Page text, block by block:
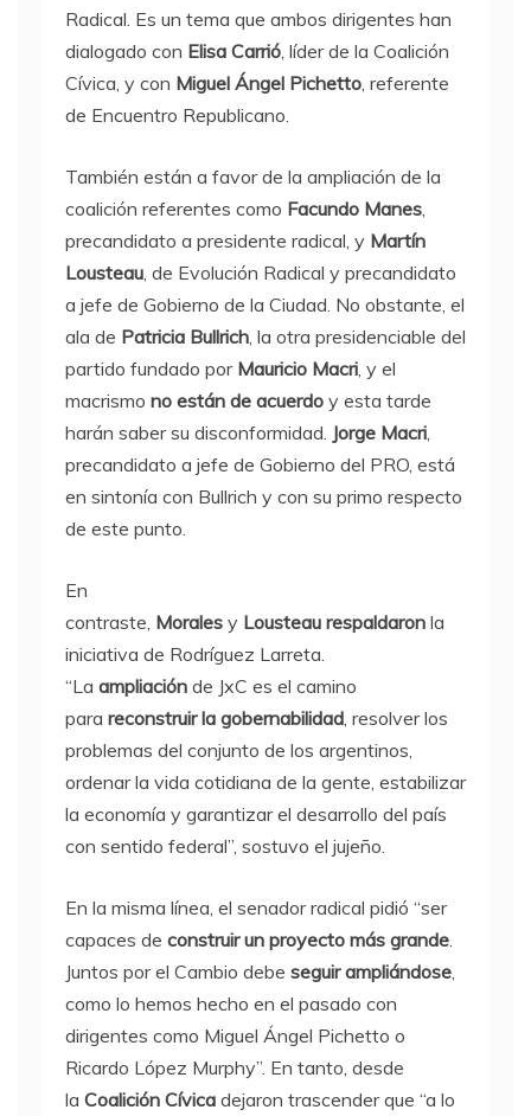
Radical. Es un tema que ambos dirigentes han
dialogado con Elisa Carrió, líder de la Coalición
Cívica, y con Miguel Ángel Pichetto, referente
de Encuentro Republicano.
También están a favor de la ampliación de la
coalición referentes como Facundo Manes,
precandidato a presidente radical, y Martín
Lousteau, de Evolución Radical y precandidato
a jefe de Gobierno de la Ciudad. No obstante, el
ala de Patricia Bullrich, la otra presidenciable del
partido fundado por Mauricio Macri, y el
macrismo no están de acuerdo y esta tarde
harán saber su disconformidad. Jorge Macri,
precandidato a jefe de Gobierno del PRO, está
en sintonía con Bullrich y con su primo respecto
de este punto.
En
contraste, Morales y Lousteau respaldaron la
iniciativa de Rodríguez Larreta.
“La ampliación de JxC es el camino
para reconstruir la gobernabilidad, resolver los
problemas del conjunto de los argentinos,
ordenar la vida cotidiana de la gente, estabilizar
la economía y garantizar el desarrollo del país
con sentido federal”, sostuvo el jujeño.
En la misma línea, el senador radical pidió “ser
capaces de construir un proyecto más grande.
Juntos por el Cambio debe seguir ampliándose,
como lo hemos hecho en el pasado con
dirigentes como Miguel Ángel Pichetto o
Ricardo López Murphy”. En tanto, desde
la Coalición Cívica dejaron trascender que “a lo